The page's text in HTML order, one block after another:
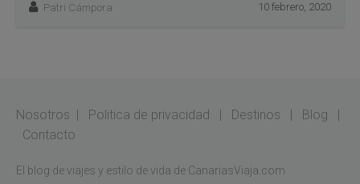
Patri Cámpora 10 febrero, 2020
Nosotros Politica de privacidad Destinos Blog
Contacto
El blog de viajes y estilo de vida de CanariasViaja.com